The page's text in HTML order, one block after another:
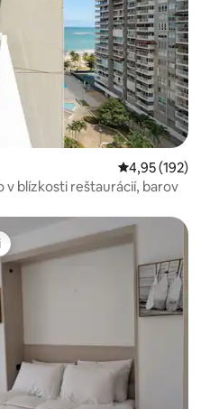
Priemerné
4,95 (192)
v blízkosti reštaurácií, barov